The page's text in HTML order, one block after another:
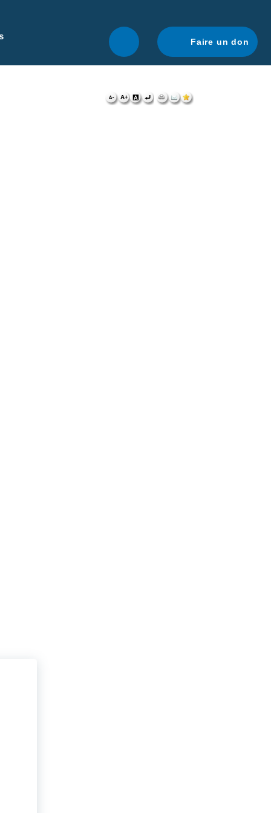
navigation optimale.
Faire un don